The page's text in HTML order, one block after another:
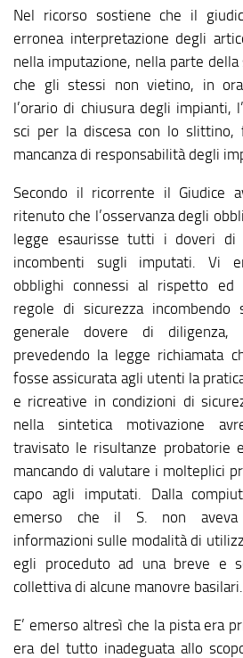
Nel ricorso sostiene che il
erronea interpretazione degli
nella imputazione, nella parte
che gli stessi non vietino, in
l’orario di chiusura degli impianti,
sci per la discesa con lo slittino,
mancanza di responsabilità degli
Secondo il ricorrente il Giudice
ritenuto che l’osservanza degli
legge esaurisse tutti i doveri di
incombenti sugli imputati. Vi
obblighi connessi al rispetto ed
regole di sicurezza
generale dovere di diligenza,
prevedendo la legge richiamata
fosse assicurata agli utenti la
e ricreative in condizioni di
nella sintetica motivazione
travisato le risultanze probatorie
mancando di valutare i molteplici
capo agli imputati. Dalla
emerso che il S. non aveva
informazioni sulle modalità di
egli proceduto ad una breve e
collettiva di alcune manovre basilari.
E’ emerso altresì che la pista era
era del tutto inadeguata allo